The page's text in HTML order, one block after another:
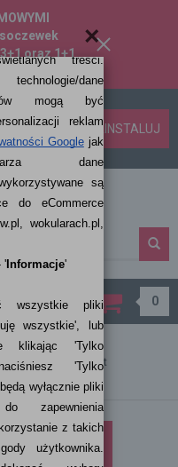
soczewek
oraz 1+1
ZAINSTALUJ
0
Płyny
Płyn EYEYE Bioxy Wit
×